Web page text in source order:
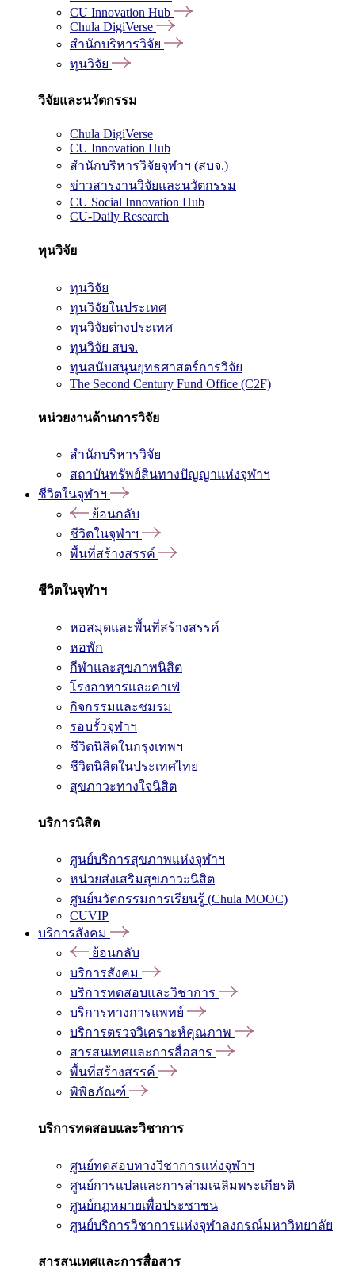
CU Innovation Hub
Chula DigiVerse
สำนักบริหารวิจัย
ทุนวิจัย
วิจัยและนวัตกรรม
Chula DigiVerse
CU Innovation Hub
สำนักบริหารวิจัยจุฬาฯ (สบจ.)
ข่าวสารงานวิจัยและนวัตกรรม
CU Social Innovation Hub
CU-Daily Research
ทุนวิจัย
ทุนวิจัย
ทุนวิจัยในประเทศ
ทุนวิจัยต่างประเทศ
ทุนวิจัย สบจ.
ทุนสนับสนุนยุทธศาสตร์การวิจัย
The Second Century Fund Office (C2F)
หน่วยงานด้านการวิจัย
สำนักบริหารวิจัย
สถาบันทรัพย์สินทางปัญญาแห่งจุฬาฯ
ชีวิตในจุฬาฯ
ย้อนกลับ
ชีวิตในจุฬาฯ
พื้นที่สร้างสรรค์
ชีวิตในจุฬาฯ
หอสมุดและพื้นที่สร้างสรรค์
หอพัก
กีฬาและสุขภาพนิสิต
โรงอาหารและคาเฟ่
กิจกรรมและชมรม
รอบรั้วจุฬาฯ
ชีวิตนิสิตในกรุงเทพฯ
ชีวิตนิสิตในประเทศไทย
สุขภาวะทางใจนิสิต
บริการนิสิต
ศูนย์บริการสุขภาพแห่งจุฬาฯ
หน่วยส่งเสริมสุขภาวะนิสิต
ศูนย์นวัตกรรมการเรียนรู้ (Chula MOOC)
CUVIP
บริการสังคม
ย้อนกลับ
บริการสังคม
บริการทดสอบและวิชาการ
บริการทางการแพทย์
บริการตรวจวิเคราะห์คุณภาพ
สารสนเทศและการสื่อสาร
พื้นที่สร้างสรรค์
พิพิธภัณฑ์
บริการทดสอบและวิชาการ
ศูนย์ทดสอบทางวิชาการแห่งจุฬาฯ
ศูนย์การแปลและการล่ามเฉลิมพระเกียรติ
ศูนย์กฎหมายเพื่อประชาชน
ศูนย์บริการวิชาการแห่งจุฬาลงกรณ์มหาวิทยาลัย
สารสนเทศและการสื่อสาร